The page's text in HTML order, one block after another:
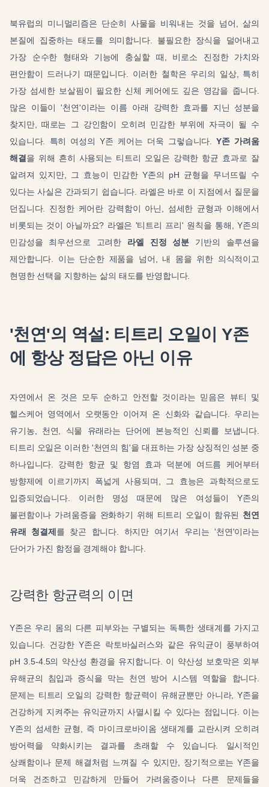
북유럽의 미니멀리즘은 단순히 사물을 비워내는 것을 넘어, 삶의
본질에 집중하는 태도를 의미합니다. 불필요한 장식을 덜어내고
가장 순수한 형태와 기능에 충실할 때, 비로소 진정한 가치와
편안함이 드러나기 때문입니다. 이러한 철학은 우리의 일상, 특히
가장 섬세한 보살핌이 필요한 신체 케어에도 깊은 영감을 줍니다.
많은 이들이 '천연'이라는 이름 아래 강력한 효과를 지닌 성분을
찾지만, 때로는 그 강인함이 오히려 민감한 부위에 자극이 될 수
있습니다. 특히 여성의 Y존 케어는 더욱 그렇습니다.Y존 가려움
해결을 위해 흔히 사용되는 티트리 오일은 강력한 항균 효과로 잘
알려져 있지만, 그 효능이 민감한 Y존의 pH 균형을 무너뜨릴 수
있다는 사실은 간과되기 쉽습니다. 라엘은 바로 이 지점에서 질문을
던집니다. 진정한 케어란 강력함이 아닌, 섬세한 균형과 이해에서
비롯되는 것이 아닐까요? 라엘은 '티트리 프리' 원칙을 통해, Y존의
민감성을 최우선으로 고려한 라엘 진정 성분 기반의 솔루션을
제안합니다. 이는 단순한 제품을 넘어, 내 몸을 위한 의식적이고
현명한 선택을 지향하는 삶의 태도를 반영합니다.
'천연'의 역설: 티트리 오일이 Y존
에 항상 정답은 아닌 이유
자연에서 온 것은 모두 순하고 안전할 것이라는 믿음은 뷰티 및
헬스케어 영역에서 오랫동안 이어져 온 신화와 같습니다. 우리는
유기농, 천연, 식물 유래라는 단어에 본능적인 신뢰를 보냅니다.
티트리 오일은 이러한 '천연의 힘'을 대표하는 가장 상징적인 성분 중
하나입니다. 강력한 항균 및 항염 효과 덕분에 여드름 케어부터
방향제에 이르기까지 폭넓게 사용되며, 그 효능은 과학적으로도
입증되었습니다. 이러한 명성 때문에 많은 여성들이 Y존의
불편함이나 가려움증을 완화하기 위해 티트리 오일이 함유된 천연
유래 청결제 를 찾곤 합니다. 하지만 여기서 우리는 '천연'이라는
단어가 가진 함정을 경계해야 합니다.
강력한 항균력의 이면
Y존은 우리 몸의 다른 피부와는 구별되는 독특한 생태계를 가지고
있습니다. 건강한 Y존은 락토바실러스와 같은 유익균이 풍부하여
pH 3.5-4.5의 약산성 환경을 유지합니다. 이 약산성 보호막은 외부
유해균의 침입과 증식을 막는 천연 방어 시스템 역할을 합니다.
문제는 티트리 오일의 강력한 항균력이 유해균뿐만 아니라, Y존을
건강하게 지켜주는 유익균까지 사멸시킬 수 있다는 점입니다. 이는
Y존의 섬세한 균형, 즉 마이크로바이옴 생태계를 교란시켜 오히려
방어력을 약화시키는 결과를 초래할 수 있습니다. 일시적인
상쾌함이나 문제 해결처럼 느껴질 수 있지만, 장기적으로는 Y존을
더욱 건조하고 민감하게 만들어 가려움증이나 다른 문제들을